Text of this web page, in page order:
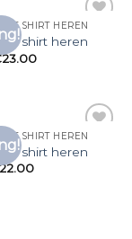
aan
T SHIRT HEREN
t shirt heren
23.00
aan
T SHIRT HEREN
t shirt heren